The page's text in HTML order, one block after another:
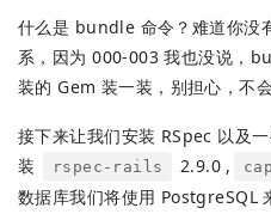
什么是 bundle 命令？难道你没
系，因为 000-003 我也没说，
装的 Gem 装一装，别担心，不
接下来让我们安装 RSpec 以及
装
rspec-rails 2.9.0 ,
数据库我们将使用 PostgreSQL